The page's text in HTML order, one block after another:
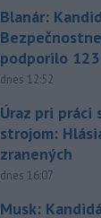
Blanár:
podporilo
dnes 12:52
Úraz pri práci
strojom:
zranených
dnes 16:07
Musk: